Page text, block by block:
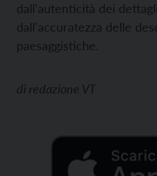
dall'autenticità dei
dall'accuratezza delle
paesaggistiche.
di redazione VT